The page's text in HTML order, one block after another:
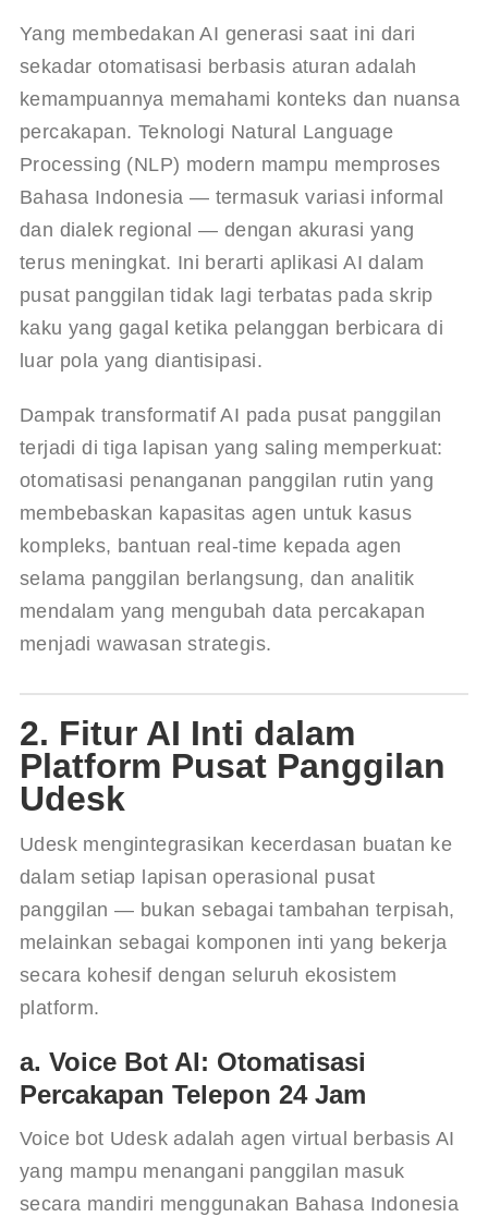
Yang membedakan AI generasi saat ini dari
sekadar otomatisasi berbasis aturan adalah
kemampuannya memahami konteks dan nuansa
percakapan. Teknologi Natural Language
Processing (NLP) modern mampu memproses
Bahasa Indonesia — termasuk variasi informal
dan dialek regional — dengan akurasi yang
terus meningkat. Ini berarti aplikasi AI dalam
pusat panggilan tidak lagi terbatas pada skrip
kaku yang gagal ketika pelanggan berbicara di
luar pola yang diantisipasi.
Dampak transformatif AI pada pusat panggilan
terjadi di tiga lapisan yang saling memperkuat:
otomatisasi penanganan panggilan rutin yang
membebaskan kapasitas agen untuk kasus
kompleks, bantuan real-time kepada agen
selama panggilan berlangsung, dan analitik
mendalam yang mengubah data percakapan
menjadi wawasan strategis.
2. Fitur AI Inti dalam
Platform Pusat Panggilan
Udesk
Udesk mengintegrasikan kecerdasan buatan ke
dalam setiap lapisan operasional pusat
panggilan — bukan sebagai tambahan terpisah,
melainkan sebagai komponen inti yang bekerja
secara kohesif dengan seluruh ekosistem
platform.
a. Voice Bot AI: Otomatisasi
Percakapan Telepon 24 Jam
Voice bot Udesk adalah agen virtual berbasis AI
yang mampu menangani panggilan masuk
secara mandiri menggunakan Bahasa Indonesia